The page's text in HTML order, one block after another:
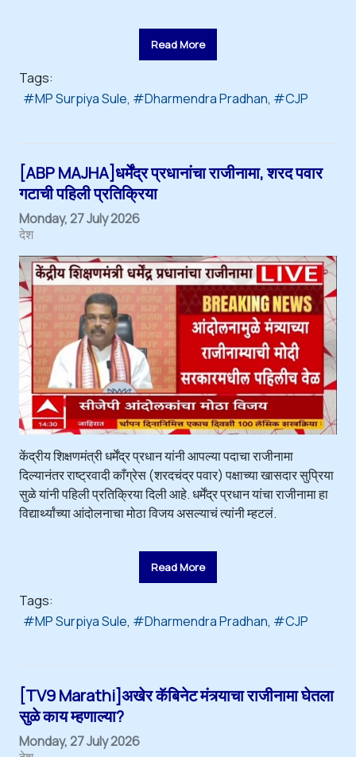
Read More
Tags:
MP Surpiya Sule
Dharmendra Pradhan CJP
[ABP MAJHA]धर्मेंद्र प्रधानांचा राजीनामा, शरद पवार
गटाची पहिली प्रतिक्रिया
Monday, 27 July 2026
देश
केंद्रीय शिक्षणमंत्री धर्मेंद्र प्रधान यांनी आपल्या पदाचा राजीनामा
दिल्यानंतर राष्ट्रवादी काँग्रेस (शरदचंद्र पवार) पक्षाच्या खासदार सुप्रिया
सुळे यांनी पहिली प्रतिक्रिया दिली आहे. धर्मेंद्र प्रधान यांचा राजीनामा हा
विद्यार्थ्यांच्या आंदोलनाचा मोठा विजय असल्याचं त्यांनी म्हटलं.
Read More
Tags:
MP Surpiya Sule
Dharmendra Pradhan CJP
[TV9 Marathi]अखेर कॅबिनेट मंत्र्याचा राजीनामा घेतला
सुळे काय म्हणाल्या?
Monday, 27 July 2026